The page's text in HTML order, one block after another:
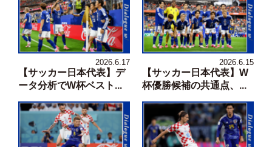
2026.6.17
【サッカー日本代表】デ
ータ分析でW杯ベスト...
2026.6.15
【サッカー日本代表】W
杯優勝候補の共通点、...